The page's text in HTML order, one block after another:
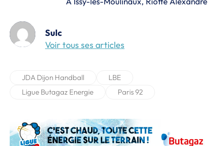
Sulc
Voir tous ses articles
JDA Dijon Handball
LBE
Ligue Butagaz Energie
Paris 92